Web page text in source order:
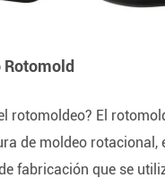
Rotomold
rotomoldeo? El
de moldeo rotacional,
fabricación que se